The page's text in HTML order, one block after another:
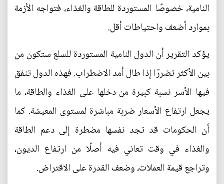
النامية، خصوصًا المستوردة للطاقة والغذاء، فتواجه الأزمة
بموارد أضعف واحتياطات أقل.
يؤكد التقرير أن الدول النامية المستوردة للسلع ستكون من
بين الأكثر تضررًا إذا طال أمد الاضطراب. فهذه الدول تنفق
فيها الأسر نسبة كبيرة من دخلها على الغذاء والطاقة، ما
يجعل ارتفاع الأسعار ضربة مباشرة لمستوى المعيشة. كما
أن الحكومات قد تجد نفسها مضطرة إلى دعم الطاقة
والغذاء في وقت تعاني فيه أصلًا من ارتفاع الديون،
وتراجع قيمة العملات، وضعف القدرة على الاقتراض.